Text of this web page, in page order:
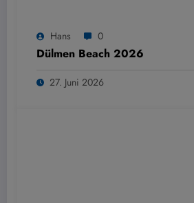
Hans 0
Dülmen Beach 2026
27. Juni 2026